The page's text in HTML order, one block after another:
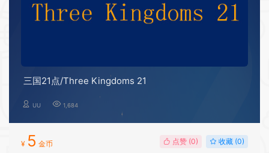
三国21点/Three Kingdoms 21
UU 1,684
¥ 5 金币 点赞 (0) 收藏 (0)